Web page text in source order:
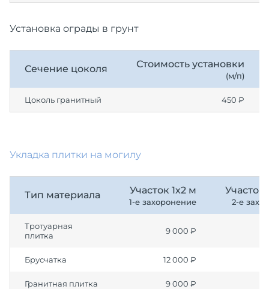
Установка ограды в грунт
Сечение цоколя Стоимость установки
(м/п)
Цоколь гранитный 450 ₽
Укладка плитки на могилу
Тип материала Участок 1х2 м
1-е захоронение
Участок
2-е
Тротуарная
плитка
9 000 ₽
Брусчатка 12 000 ₽
Гранитная плитка 9 000 ₽